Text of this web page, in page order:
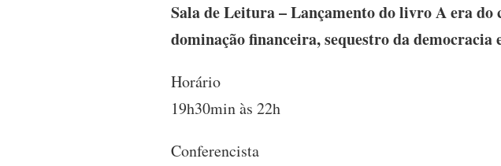
Sala de Leitura – Lançamento do livro A era
dominação financeira, sequestro da democracia
Horário
19h30min às 22h
Conferencista